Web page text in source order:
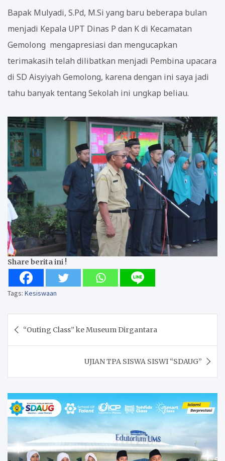
Bapak Mulyadi, S.Pd, M.Si yang baru beberapa bulan
menjadi Kepala UPT Dinas P dan K di Kecamatan
Gemolong mengapresiasi dan mengucapkan
terimakasih telah dilibatkan menjadi Pembina upacara
di SD Aisyiyah Gemolong, karena dengan ini saya jadi
tahu banyak tentang Sekolah ini ungkap beliau.
Share berita ini !
Tags: Kesiswaan
navigation
“Outing Class” ke Museum Dirgantara
UJIAN TPA SISWA SISWI “SDAUG”